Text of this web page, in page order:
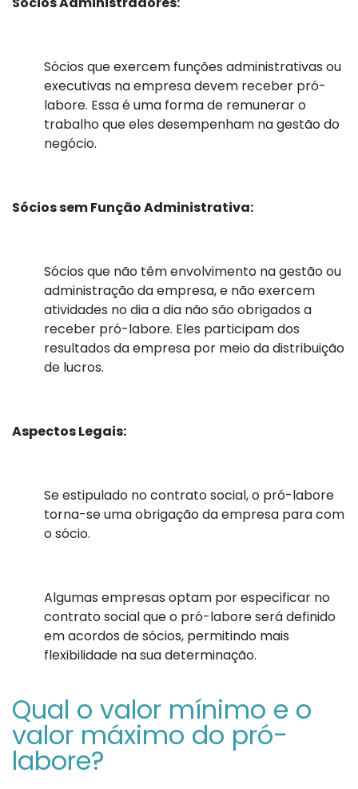
Sócios que exercem funções administrativas ou
executivas na empresa devem receber pró-
labore. Essa é uma forma de remunerar o
trabalho que eles desempenham na gestão do
negócio.
Sócios sem Função Administrativa:
Sócios que não têm envolvimento na gestão ou
administração da empresa, e não exercem
atividades no dia a dia não são obrigados a
receber pró-labore. Eles participam dos
resultados da empresa por meio da distribuição
de lucros.
Aspectos Legais:
Se estipulado no contrato social, o pró-labore
torna-se uma obrigação da empresa para com
o sócio.
Algumas empresas optam por especificar no
contrato social que o pró-labore será definido
em acordos de sócios, permitindo mais
flexibilidade na sua determinação.
Qual o valor mínimo e o
valor máximo do pró-
labore?